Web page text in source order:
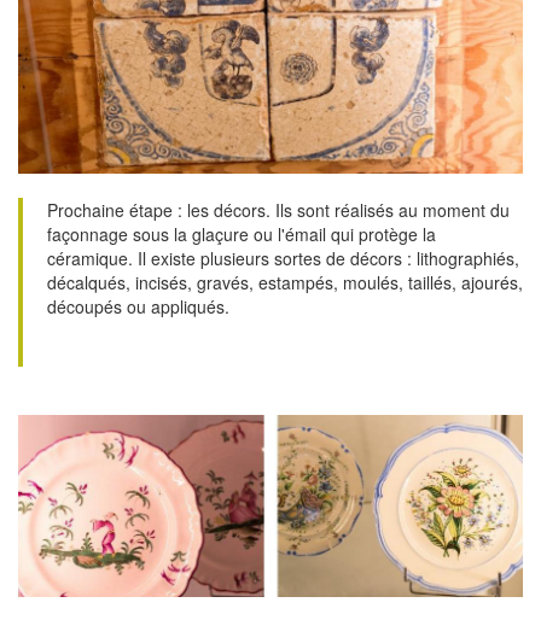
Prochaine étape : les décors. Ils sont réalisés au moment du
façonnage sous la glaçure ou l'émail qui protège la
céramique. Il existe plusieurs sortes de décors : lithographiés,
décalqués, incisés, gravés, estampés, moulés, taillés, ajourés,
découpés ou appliqués.